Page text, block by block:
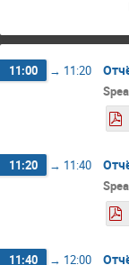
11:00 → 11:20
11:20 → 11:40
11:40 → 12:00